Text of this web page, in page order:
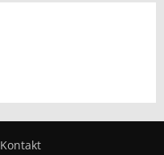
Kontakt